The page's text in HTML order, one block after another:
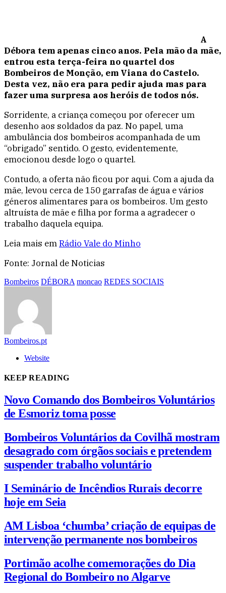
A
Débora tem apenas cinco anos. Pela mão da mãe,
entrou esta terça-feira no quartel dos
Bombeiros de Monção, em Viana do Castelo.
Desta vez, não era para pedir ajuda mas para
fazer uma surpresa aos heróis de todos nós.
Sorridente, a criança começou por oferecer um
desenho aos soldados da paz. No papel, uma
ambulância dos bombeiros acompanhada de um
“obrigado” sentido. O gesto, evidentemente,
emocionou desde logo o quartel.
Contudo, a oferta não ficou por aqui. Com a ajuda da
mãe, levou cerca de 150 garrafas de água e vários
géneros alimentares para os bombeiros. Um gesto
altruísta de mãe e filha por forma a agradecer o
trabalho daquela equipa.
Leia mais emRádio Vale do Minho
Fonte: Jornal de Noticias
Bombeiros DÉBORA moncao REDES SOCIAIS
Bombeiros.pt
Website
KEEP READING
Novo Comando dos Bombeiros Voluntários
de Esmoriz toma posse
Bombeiros Voluntários da Covilhã mostram
desagrado com órgãos sociais e pretendem
suspender trabalho voluntário
I Seminário de Incêndios Rurais decorre
hoje em Seia
AM Lisboa ‘chumba’ criação de equipas de
intervenção permanente nos bombeiros
Portimão acolhe comemorações do Dia
Regional do Bombeiro no Algarve